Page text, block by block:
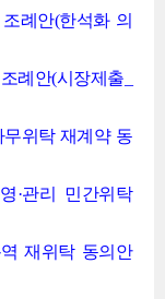
례안(한석화 의
례안(시장제출_
무위탁 재계약 동
·관리 민간위탁
재위탁 동의안